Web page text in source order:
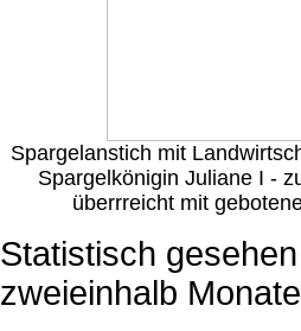
Spargelanstich mit
Spargelkönigin Juliane I -
überrreicht mit
Statistisch
zweieinhalb